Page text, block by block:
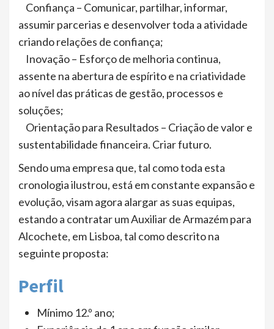
Confiança – Comunicar, partilhar, informar,
assumir parcerias e desenvolver toda a atividade
criando relações de confiança;
Inovação – Esforço de melhoria continua,
assente na abertura de espírito e na criatividade
ao nível das práticas de gestão, processos e
soluções;
Orientação para Resultados – Criação de valor e
sustentabilidade financeira. Criar futuro.
Sendo uma empresa que, tal como toda esta
cronologia ilustrou, está em constante expansão e
evolução, visam agora alargar as suas equipas,
estando a contratar um Auxiliar de Armazém para
Alcochete, em Lisboa, tal como descrito na
seguinte proposta:
Perfil
Mínimo 12.º ano;